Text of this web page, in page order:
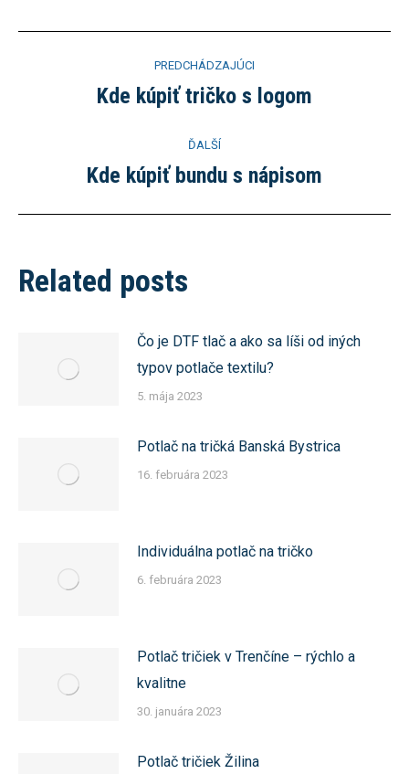
navigation
PREDCHÁDZAJÚCI
Previous
Kde kúpiť tričko s logom
ĎALŠÍ
Next
Kde kúpiť bundu s nápisom
Related posts
Čo je DTF tlač a ako sa líši od iných
typov potlače textilu?
5. mája 2023
Potlač na tričká Banská Bystrica
16. februára 2023
Individuálna potlač na tričko
6. februára 2023
Potlač tričiek v Trenčíne – rýchlo a
kvalitne
30. januára 2023
Potlač tričiek Žilina